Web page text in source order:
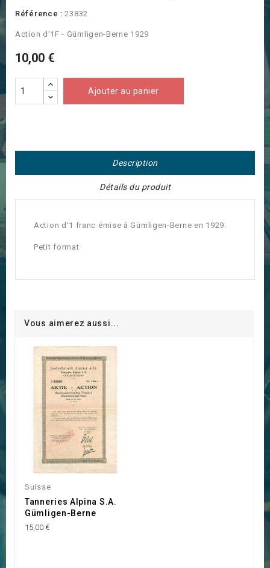
Référence : 23832
Action d'1F - Gümligen-Berne 1929
10,00 €
Ajouter au panier
Description
Détails du produit
Action d'1 franc émise à Gümligen-Berne en 1929.
Petit format
Vous aimerez aussi...
Suisse
Tanneries Alpina S.A.
Gümligen-Berne
15,00 €